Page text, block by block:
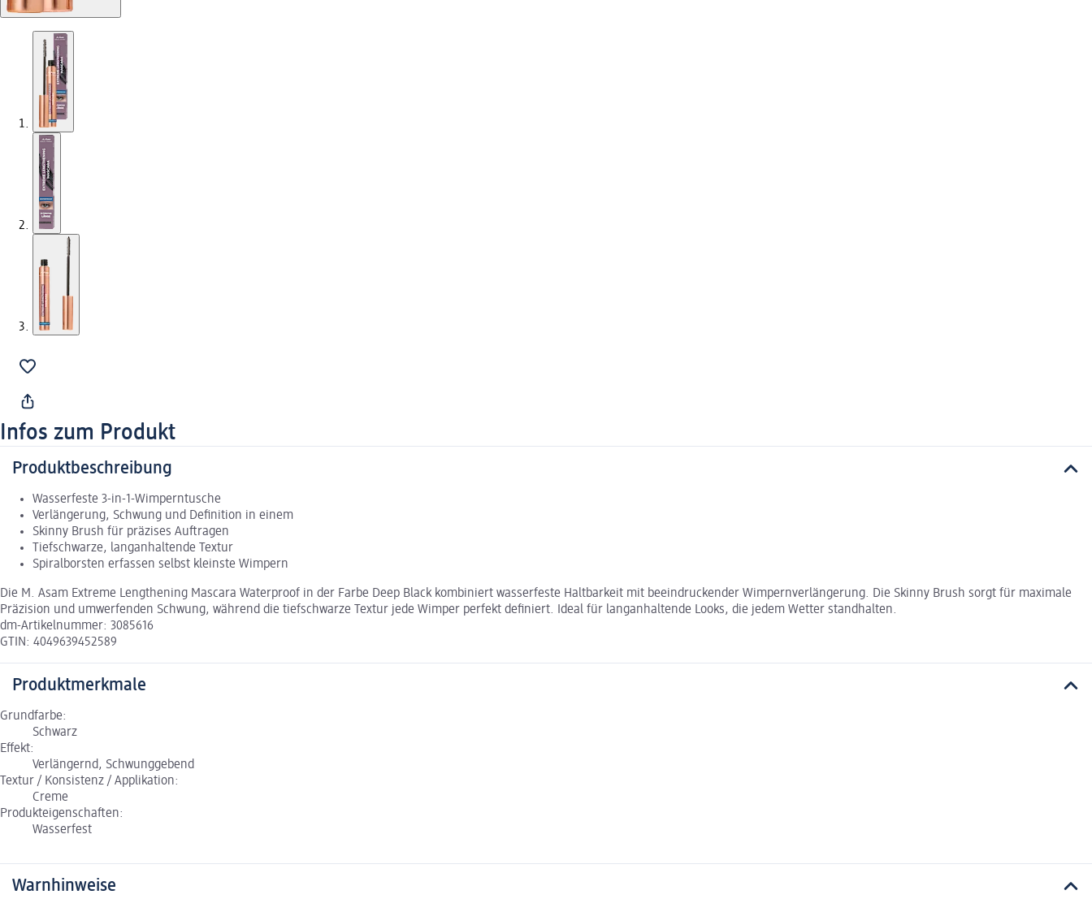
Infos zum Produkt
Produktbeschreibung
Wasserfeste 3-in-1-Wimperntusche
Verlängerung, Schwung und Definition in einem
Skinny Brush für präzises Auftragen
Tiefschwarze, langanhaltende Textur
Spiralborsten erfassen selbst kleinste Wimpern
Die M. Asam Extreme Lengthening Mascara Waterproof in der Farbe Deep Black kombiniert wasserfeste Haltbarkeit mit beeindruckender Wimpernverlängerung. Die Skinny Brush sorgt für maximale
Präzision und umwerfenden Schwung, während die tiefschwarze Textur jede Wimper perfekt definiert. Ideal für langanhaltende Looks, die jedem Wetter standhalten.
dm-Artikelnummer: 3085616
GTIN: 4049639452589
Produktmerkmale
Grundfarbe:
Schwarz
Effekt:
Verlängernd, Schwunggebend
Textur / Konsistenz / Applikation:
Creme
Produkteigenschaften:
Wasserfest
Warnhinweise